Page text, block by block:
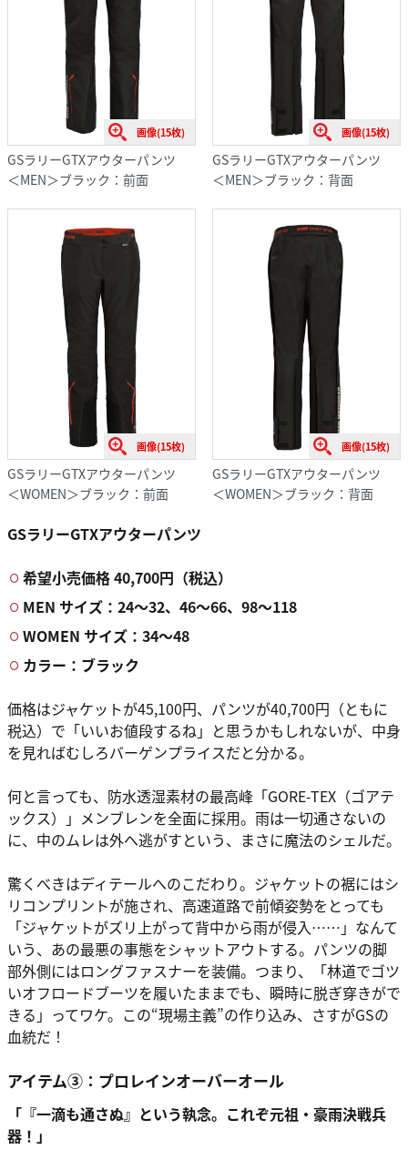
画像(15枚)
GSラリーGTXアウターパンツ
＜MEN＞ブラック：前面
画像(15枚)
GSラリーGTXアウターパンツ
＜MEN＞ブラック：背面
画像(15枚)
GSラリーGTXアウターパンツ
＜WOMEN＞ブラック：前面
画像(15枚)
GSラリーGTXアウターパンツ
＜WOMEN＞ブラック：背面
GSラリーGTXアウターパンツ
希望小売価格 40,700円（税込）
MEN サイズ：24〜32、46〜66、98〜118
WOMEN サイズ：34〜48
カラー：ブラック
価格はジャケットが45,100円、パンツが40,700円（ともに
税込）で「いいお値段するね」と思うかもしれないが、中身
を見ればむしろバーゲンプライスだと分かる。
何と言っても、防水透湿素材の最高峰「GORE-TEX（ゴアテ
ックス）」メンブレンを全面に採用。雨は一切通さないの
に、中のムレは外へ逃がすという、まさに魔法のシェルだ。
驚くべきはディテールへのこだわり。ジャケットの裾にはシ
リコンプリントが施され、高速道路で前傾姿勢をとっても
「ジャケットがズリ上がって背中から雨が侵入……」なんて
いう、あの最悪の事態をシャットアウトする。パンツの脚
部外側にはロングファスナーを装備。つまり、「林道でゴツ
いオフロードブーツを履いたままでも、瞬時に脱ぎ穿きがで
きる」ってワケ。この“現場主義”の作り込み、さすがGSの
血統だ！
アイテム③：プロレインオーバーオール
「『一滴も通さぬ』という執念。これぞ元祖・豪雨決戦兵
器！」